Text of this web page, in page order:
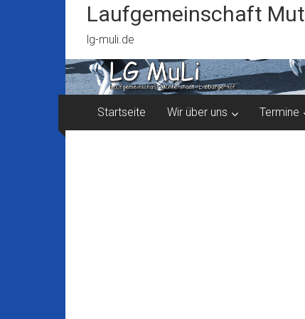
Inhalt
springen
Laufgemeinschaft
lg-muli.de
Startseite Wir über uns Termine